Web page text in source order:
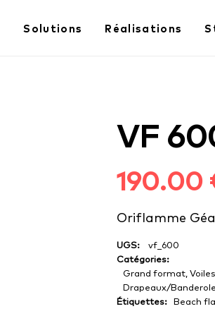
Solutions Réalisations
VF
190.00
Oriflamme
UGS:
vf_600
Catégories:
Grand format
Drapeaux/
Étiquettes: Beach